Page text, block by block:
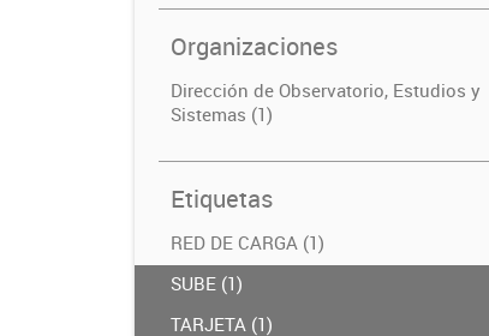
Organizaciones
Dirección de Observatorio, Estudios y
Sistemas (1)
Etiquetas
RED DE CARGA (1)
SUBE (1)
TARJETA (1)